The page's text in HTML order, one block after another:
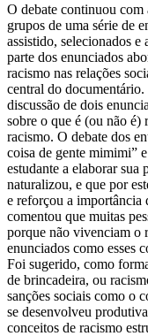
O debate continuou com
grupos de uma série de
assistido, selecionados e
parte dos enunciados
racismo nas relações
central do documentário.
discussão de dois
sobre o que é (ou não é)
racismo. O debate dos
coisa de gente mimimi”
estudante a elaborar sua
naturalizou, e que por
e reforçou a importância
comentou que muitas
porque não vivenciam o
enunciados como esses
Foi sugerido, como
de brincadeira, ou
sanções sociais como o
se desenvolveu
conceitos de racismo